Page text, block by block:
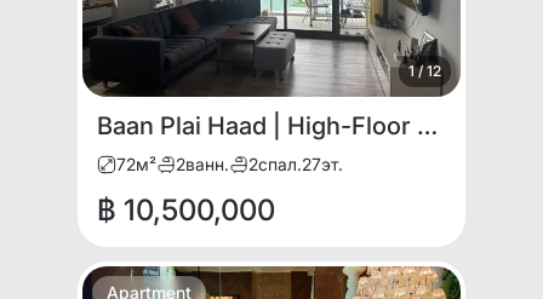
1/ 12
Baan Plai Haad | High-Floor 2BR Beachfront Sanctuary View for SALE
72м² 2ванн. 2спал.27эт.
฿ 10,500,000
Apartment